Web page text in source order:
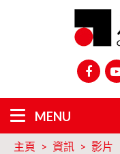
主頁 資訊 影片